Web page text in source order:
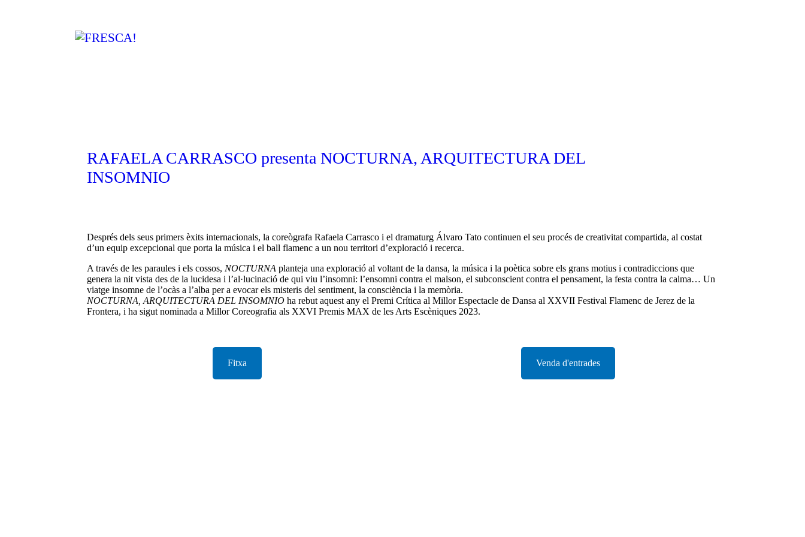
RAFAELA CARRASCO presenta NOCTURNA, ARQUITECTURA DEL
INSOMNIO
Després dels seus primers èxits internacionals, la coreògrafa Rafaela Carrasco i el dramaturg Álvaro Tato continuen el seu procés de creativitat compartida, al costat
d’un equip excepcional que porta la música i el ball flamenc a un nou territori d’exploració i recerca.
A través de les paraules i els cossos, NOCTURNA planteja una exploració al voltant de la dansa, la música i la poètica sobre els grans motius i contradiccions que
genera la nit vista des de la lucidesa i l’al·lucinació de qui viu l’insomni: l’ensomni contra el malson, el subconscient contra el pensament, la festa contra la calma… Un
viatge insomne de l’ocàs a l’alba per a evocar els misteris del sentiment, la consciència i la memòria.
NOCTURNA, ARQUITECTURA DEL INSOMNIO ha rebut aquest any el Premi Crítica al Millor Espectacle de Dansa al XXVII Festival Flamenc de Jerez de la
Frontera, i ha sigut nominada a Millor Coreografia als XXVI Premis MAX de les Arts Escèniques 2023.
Fitxa Venda d'entrades